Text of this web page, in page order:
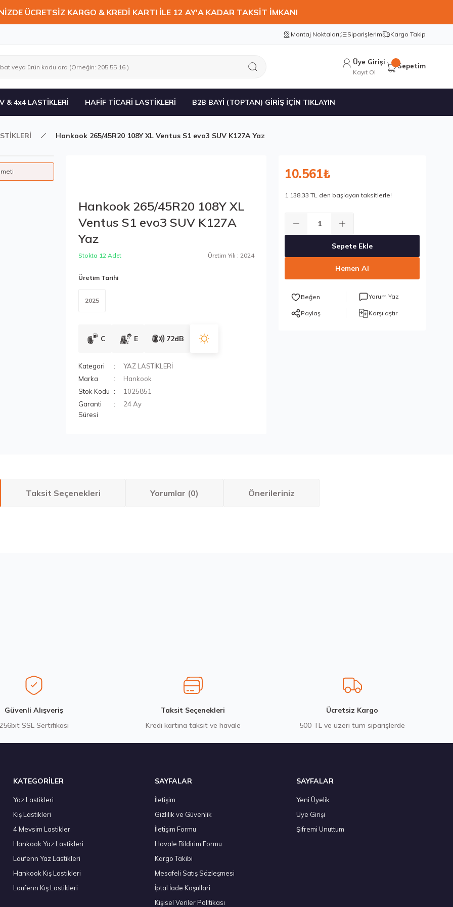
ÜCRETSİZ KARGO & KREDİ KARTI İLE 12 AY'A KADAR TAKSİT İMKANI
Montaj Noktaları Siparişlerim Kargo Takip
Üye Girişi
Kayıt Ol
Sepetim
& 4x4 LASTİKLERİ HAFİF TİCARİ LASTİKLERİ B2B BAYİ (TOPTAN) GİRİŞ İÇİN TIKLAYIN
Hankook 265/45R20 108Y XL Ventus S1 evo3 SUV K127A Yaz
Hankook 265/45R20 108Y XL
Ventus S1 evo3 SUV K127A
Yaz
Stokta 12 Adet Üretim Yılı : 2024
Üretim Tarihi
2025
C E 72dB
Kategori
YAZ LASTİKLERİ
Marka
Hankook
Stok Kodu
1025851
Garanti
Süresi
24 Ay
10.561₺
1.138,33 TL den başlayan taksitlerle!
Sepete Ekle
Hemen Al
Yorum Yaz
Paylaş Karşılaştır
Taksit Seçenekleri Yorumlar (0) Önerileriniz
Sava 205/55R16 91V Intensa HP 2 Yaz 2026
3.382,50 ₺
Hankook 225/55 R16 95W Ventus Prime 4 K135 Yaz 2026
7.338,10 ₺
Goodyear 225/55 R17 101Y XL Eagle Sport 2 UHP FP Yaz 2026
6.490,00 ₺
Stokta 7 Adet
Güvenli Alışveriş
SSL Sertifikası
Taksit Seçenekleri
Kredi kartına taksit ve havale
Ücretsiz Kargo
500 TL ve üzeri tüm siparişlerde
KATEGORİLER
Yaz Lastikleri
Kış Lastikleri
4 Mevsim Lastikler
Hankook Yaz Lastikleri
Laufenn Yaz Lastikleri
Hankook Kış Lastikleri
Laufenn Kış Lastikleri
SAYFALAR
İletişim
Gizlilik ve Güvenlik
İletişim Formu
Havale Bildirim Formu
Kargo Takibi
Mesafeli Satış Sözleşmesi
İptal İade Koşullari
Kişisel Veriler Politikası
SAYFALAR
Yeni Üyelik
Üye Girişi
Şifremi Unuttum